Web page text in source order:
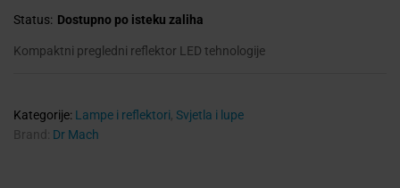
Status: Dostupno po isteku zaliha
Kompaktni pregledni reflektor LED tehnologije
Kategorije: Lampe i reflektori, Svjetla i lupe
Brand: Dr Mach